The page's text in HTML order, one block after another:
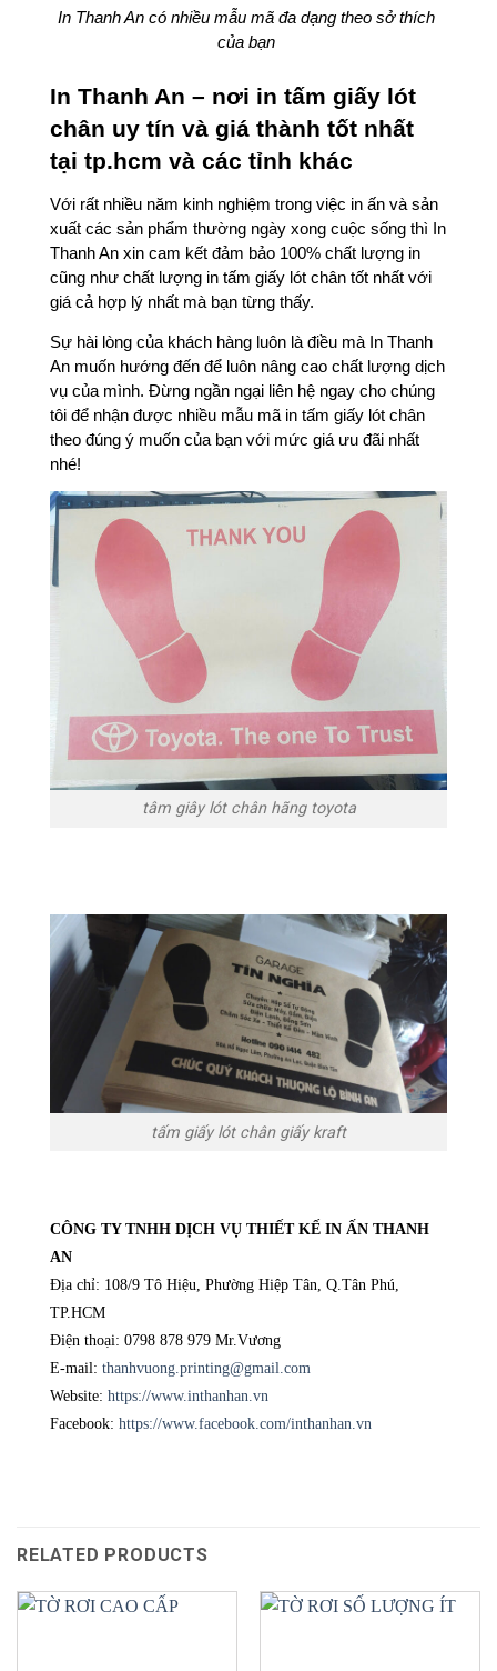
In Thanh An có nhiều mẫu mã đa dạng theo sở thích
của bạn
In Thanh An – nơi in tấm giấy lót
chân uy tín và giá thành tốt nhất
tại tp.hcm và các tỉnh khác
Với rất nhiều năm kinh nghiệm trong việc in ấn và sản
xuất các sản phẩm thường ngày xong cuộc sống thì In
Thanh An xin cam kết đảm bảo 100% chất lượng in
cũng như chất lượng in tấm giấy lót chân tốt nhất với
giá cả hợp lý nhất mà bạn từng thấy.
Sự hài lòng của khách hàng luôn là điều mà In Thanh
An muốn hướng đến để luôn nâng cao chất lượng dịch
vụ của mình. Đừng ngần ngại liên hệ ngay cho chúng
tôi để nhận được nhiều mẫu mã in tấm giấy lót chân
theo đúng ý muốn của bạn với mức giá ưu đãi nhất
nhé!
tâm giây lót chân hãng toyota
tấm giấy lót chân giấy kraft
CÔNG TY TNHH DỊCH VỤ THIẾT KẾ IN ẤN THANH
AN
Địa chỉ: 108/9 Tô Hiệu, Phường Hiệp Tân, Q.Tân Phú,
TP.HCM
Điện thoại: 0798 878 979 Mr.Vương
E-mail: thanhvuong.printing@gmail.com
Website: https://www.inthanhan.vn
Facebook: https://www.facebook.com/inthanhan.vn
RELATED PRODUCTS